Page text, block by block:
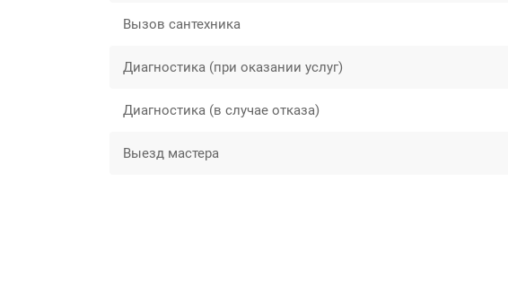
Вызов сантехника
Диагностика (при оказании услуг)
Диагностика (в случае отказа)
Выезд мастера